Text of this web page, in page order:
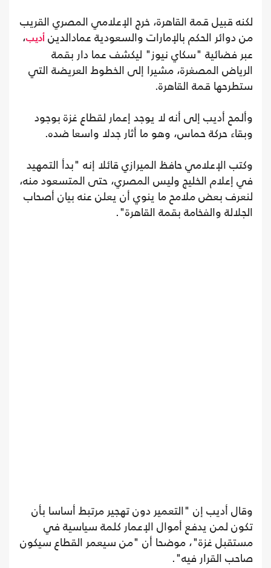
لكنه قبيل قمة القاهرة، خرج الإعلامي المصري القريب
من دوائر الحكم بالإمارات والسعودية عمادالدين أديب،
عبر فضائية "سكاي نيوز" ليكشف عما دار بقمة
الرياض المصغرة، مشيرا إلى الخطوط العريضة التي
ستطرحها قمة القاهرة.
وألمح أديب إلى أنه لا يوجد إعمار لقطاع غزة بوجود
وبقاء حركة حماس، وهو ما أثار جدلا واسعا ضده.
وكتب الإعلامي حافظ الميرازي قائلا إنه "بدأ التمهيد
في إعلام الخليج وليس المصري، حتى المتسعود منه،
لنعرف بعض ملامح ما ينوي أن يعلن عنه بيان أصحاب
الجلالة والفخامة بقمة القاهرة".
وقال أديب إن "التعمير دون تهجير مرتبط أساسا بأن
تكون لمن يدفع أموال الإعمار كلمة سياسية في
مستقبل غزة"، موضحا أن "من سيعمر القطاع سيكون
صاحب القرار فيه".